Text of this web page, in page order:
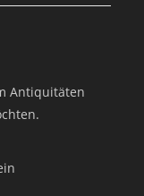
Antiquitäten